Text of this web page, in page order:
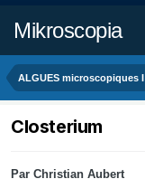
Mikroscopia
ALGUES microscopiques I
Closterium
Par Christian Aubert